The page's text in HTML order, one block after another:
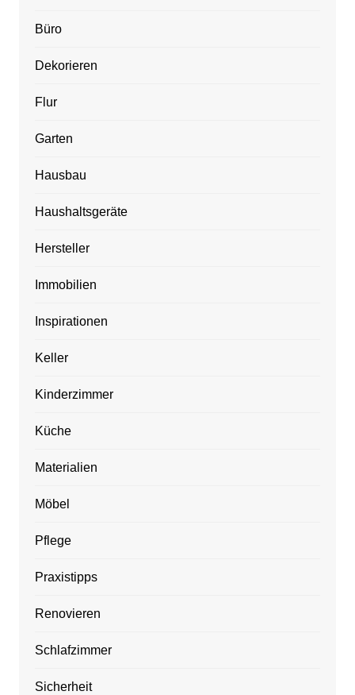
Büro
Dekorieren
Flur
Garten
Hausbau
Haushaltsgeräte
Hersteller
Immobilien
Inspirationen
Keller
Kinderzimmer
Küche
Materialien
Möbel
Pflege
Praxistipps
Renovieren
Schlafzimmer
Sicherheit